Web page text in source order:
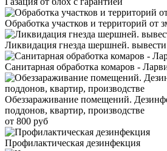
Обработка участков и территорий от
Ликвидация гнезда шершней.
Санитарная обработка комаров -
Обеззараживание помещений.
поддонов, квартир, производстве
от 800 руб
Профилактическая дезинфекция